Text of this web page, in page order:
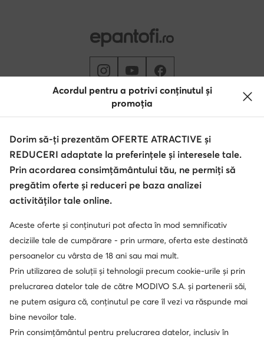
Schimbă țara: Rumunia (RO)
© epantofi.ro 2026
Regulament
Modifică setările
Politica de confidențialitate
Protecția datelor
Soluționarea alternativă a litigilor
Acordul pentru a potrivi conținutul și
promoția
Dorim să-ți prezentăm OFERTE ATRACTIVE și
REDUCERI adaptate la preferințele și interesele tale.
Prin acordarea consimțământului tău, ne permiți să
pregătim oferte și reduceri pe baza analizei
activităților tale online.
Aceste oferte și conținuturi pot afecta în mod semnificativ
deciziile tale de cumpărare - prin urmare, oferta este destinată
persoanelor cu vârsta de 18 ani sau mai mult.
Prin utilizarea de soluții și tehnologii precum cookie-urile și prin
prelucrarea datelor tale de către MODIVO S.A. și partenerii săi,
ne putem asigura că, conținutul pe care îl vezi va răspunde mai
bine nevoilor tale.
Prin consimțământul pentru prelucrarea datelor, inclusiv în